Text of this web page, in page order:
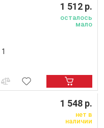
1
1 512 р.
осталось
мало
1 548 р.
нет в
наличии